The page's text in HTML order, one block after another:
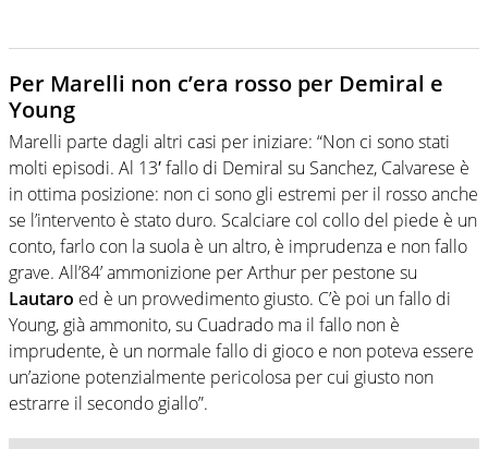
Per Marelli non c’era rosso per Demiral e
Young
Marelli parte dagli altri casi per iniziare: “Non ci sono stati
molti episodi. Al 13′ fallo di Demiral su Sanchez, Calvarese è
in ottima posizione: non ci sono gli estremi per il rosso anche
se l’intervento è stato duro. Scalciare col collo del piede è un
conto, farlo con la suola è un altro, è imprudenza e non fallo
grave. All’84’ ammonizione per Arthur per pestone su
Lautaro ed è un provvedimento giusto. C’è poi un fallo di
Young, già ammonito, su Cuadrado ma il fallo non è
imprudente, è un normale fallo di gioco e non poteva essere
un’azione potenzialmente pericolosa per cui giusto non
estrarre il secondo giallo”.